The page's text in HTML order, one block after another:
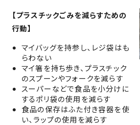
【プラスチックごみを減らすための
行動】
マイバッグを持参し、レジ袋はも
らわない
マイ箸を持ち歩き、プラスチック
のスプーンやフォークを減らす
スーパーなどで食品を小分けに
するポリ袋の使用を減らす
食品の保存はふた付き容器を使
い、ラップの使用を減らす